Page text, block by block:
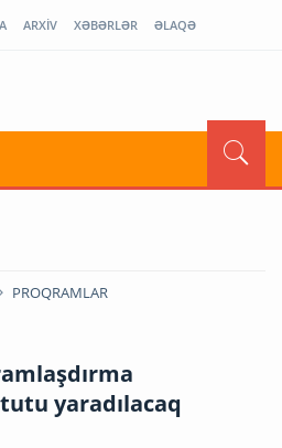
ARXİV XƏBƏRLƏR ƏLAQƏ
PROQRAMLAR
yaradılacaq